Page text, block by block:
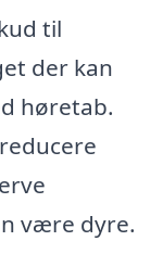
til
der kan
høretab.
være dyre.